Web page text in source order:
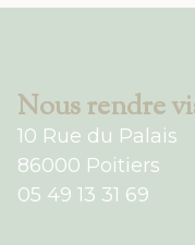
Nous rendre
10 Rue du Palais
86000 Poitiers
05 49 13 31 69